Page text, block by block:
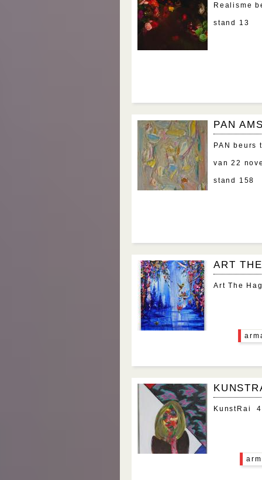
Realisme
stand 13
PAN
PAN beurs
van 22
stand 158
ART
Art The
KunstRai